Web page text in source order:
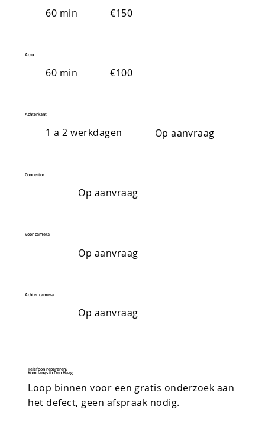
Telefoon repareren?
Kom langs in Den Haag.
Loop binnen voor een gratis onderzoek aan
het defect, geen afspraak nodig.
60 min €150
Accu
60 min €100
Achter camera
Op aanvraag
Connector
Op aanvraag
Voor camera
Op aanvraag
Achterkant
1 a 2 werkdagen Op aanvraag